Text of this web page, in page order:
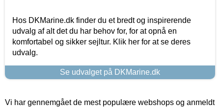
Hos DKMarine.dk finder du et bredt og inspirerende
udvalg af alt det du har behov for, for at opnå en
komfortabel og sikker sejltur. Klik her for at se deres
udvalg.
Se udvalget på DKMarine.dk
Vi har gennemgået de mest populære webshops og anmeldt